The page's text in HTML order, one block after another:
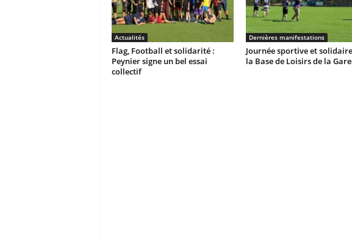
Actualités
Flag, Football et solidarité :
Peynier signe un bel essai
collectif
Dernières manifestations
Journée sportive et
la Base de Loisirs de la